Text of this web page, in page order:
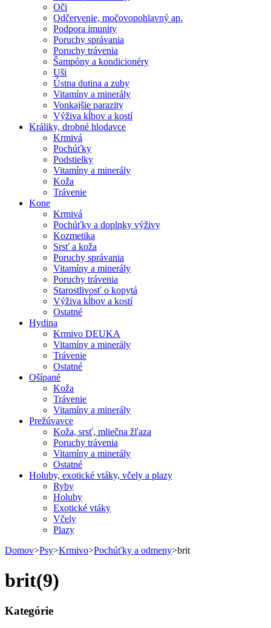
Oči
Odčervenie, močovopohlavný ap.
Podpora imunity
Poruchy správania
Poruchy trávenia
Šampóny a kondicionéry
Uši
Ústna dutina a zuby
Vitamíny a minerály
Vonkajšie parazity
Výživa kĺbov a kostí
Králiky, drobné hlodavce
Krmivá
Pochúťky
Podstielky
Vitamíny a minerály
Koža
Trávenie
Kone
Krmivá
Pochúťky a doplnky výživy
Kozmetika
Srsť a koža
Poruchy správania
Vitamíny a minerály
Poruchy trávenia
Starostlivosť o kopytá
Výživa kĺbov a kostí
Ostatné
Hydina
Krmivo DEUKA
Vitamíny a minerály
Trávenie
Ostatné
Ošípané
Koža
Trávenie
Vitamíny a minerály
Prežúvavce
Koža, srsť, mliečna žľaza
Poruchy trávenia
Vitamíny a minerály
Ostatné
Holuby, exotické vtáky, včely a plazy
Ryby
Holuby
Exotické vtáky
Včely
Plazy
Domov>Psy>Krmivo>Pochúťky a odmeny>brit
brit(9)
Kategórie